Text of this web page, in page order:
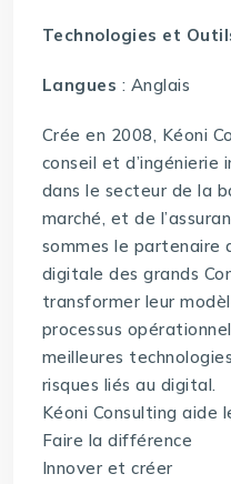
Technologies et
Langues : Anglais
Crée en 2008, Kéoni
conseil et d’ingénierie
dans le secteur de la
marché, et de
sommes le partenaire
digitale des grands
transformer leur
processus
meilleures
risques liés au digital.
Kéoni Consulting aide
Faire la différence
Innover et créer